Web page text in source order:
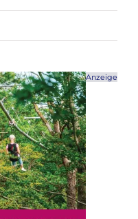
Anzeige